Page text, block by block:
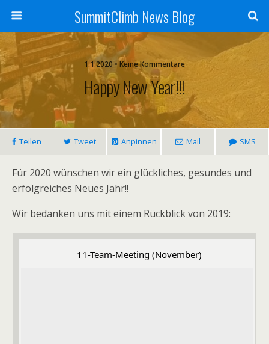
SummitClimb News Blog
1.1.2020 • Keine Kommentare
Happy New Year!!!
Teilen Tweet Anpinnen Mail SMS
Für 2020 wünschen wir ein glückliches, gesundes und
erfolgreiches Neues Jahr!!
Wir bedanken uns mit einem Rückblick von 2019:
11-Team-Meeting (November)